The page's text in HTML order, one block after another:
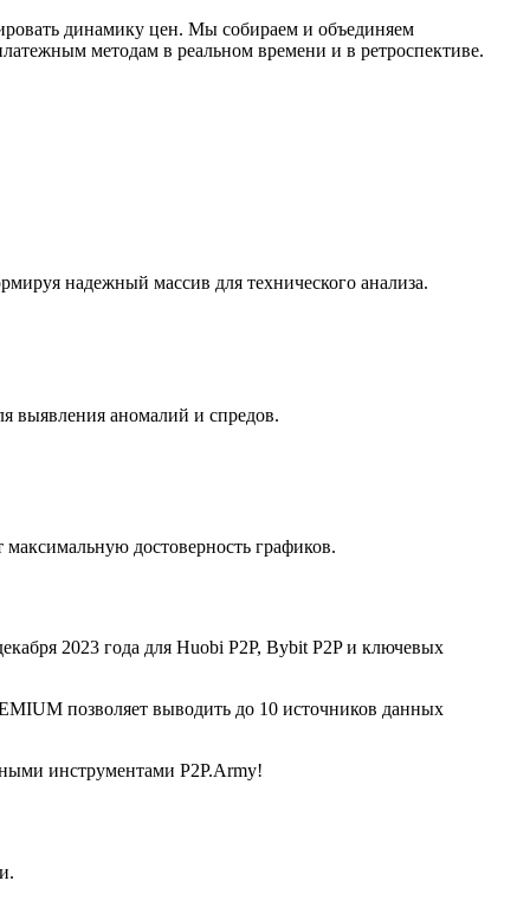
динамику цен. Мы собираем и объединяем
методам в реальном времени и в ретроспективе.
надежный массив для технического анализа.
выявления аномалий и спредов.
достоверность графиков.
2023 года для Huobi P2P, Bybit P2P и ключевых
позволяет выводить до 10 источников данных
инструментами P2P.Army!